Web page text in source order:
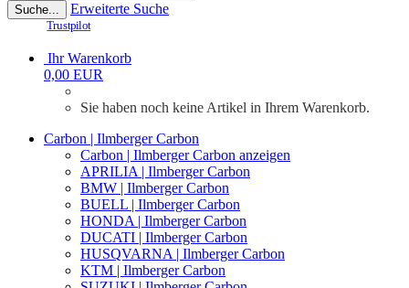
Suche... Erweiterte Suche
Trustpilot
Ihr Warenkorb
0,00 EUR
Sie haben noch keine Artikel in Ihrem Warenkorb.
Carbon | Ilmberger Carbon
Carbon | Ilmberger Carbon anzeigen
APRILIA | Ilmberger Carbon
BMW | Ilmberger Carbon
BUELL | Ilmberger Carbon
HONDA | Ilmberger Carbon
DUCATI | Ilmberger Carbon
HUSQVARNA | Ilmberger Carbon
KTM | Ilmberger Carbon